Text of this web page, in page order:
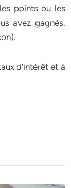
points ou les
avez gagnés.
d’intérêt et à